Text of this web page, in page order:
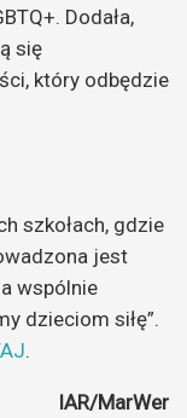
Dodała,
się
który odbędzie
szkołach, gdzie
jest
wspólnie
dzieciom siłę”.
.
IAR/MarWer